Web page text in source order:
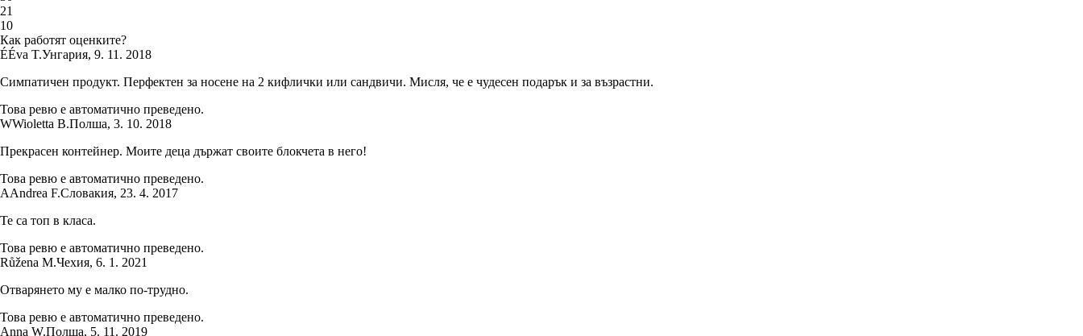
21
10
Как работят оценките?
ÉÉva T.Унгария, 9. 11. 2018
Симпатичен продукт. Перфектен за носене на 2 кифлички или сандвичи. Мисля, че е чудесен подарък и за възрастни.
Това ревю е автоматично преведено.
WWioletta B.Полша, 3. 10. 2018
Прекрасен контейнер. Моите деца държат своите блокчета в него!
Това ревю е автоматично преведено.
AAndrea F.Словакия, 23. 4. 2017
Те са топ в класа.
Това ревю е автоматично преведено.
Růžena M.Чехия, 6. 1. 2021
Отварянето му е малко по-трудно.
Това ревю е автоматично преведено.
Anna W.Полша, 5. 11. 2019